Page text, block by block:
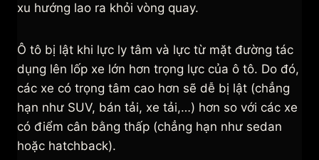
xu hướng lao ra khỏi vòng quay.
Ô tô bị lật khi lực ly tâm và lực từ mặt đường tác
dụng lên lốp xe lớn hơn trọng lực của ô tô. Do đó,
các xe có trọng tâm cao hơn sẽ dễ bị lật (chẳng
hạn như SUV, bán tải, xe tải,…) hơn so với các xe
có điểm cân bằng thấp (chẳng hạn như sedan
hoặc hatchback).